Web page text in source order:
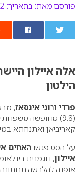
פורסם מאת: בתאריך: 12 אוגוסט 2018
אלה איילון
הילטון
פרדי ורוני אינסאז,
(9.8) מחופשה
קאריביאן ואתנחתא
על הסט פגשוהאחים
איילון, דוגמנית
אופנה להלבשה